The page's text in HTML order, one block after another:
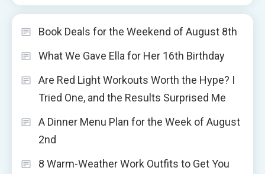
Book Deals for the Weekend of August 8th
What We Gave Ella for Her 16th Birthday
Are Red Light Workouts Worth the Hype? I
Tried One, and the Results Surprised Me
A Dinner Menu Plan for the Week of August
2nd
8 Warm-Weather Work Outfits to Get You